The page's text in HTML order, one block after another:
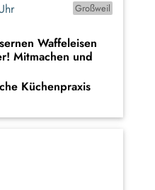
Großweil
Waffeleisen
Mitmachen und
Küchenpraxis